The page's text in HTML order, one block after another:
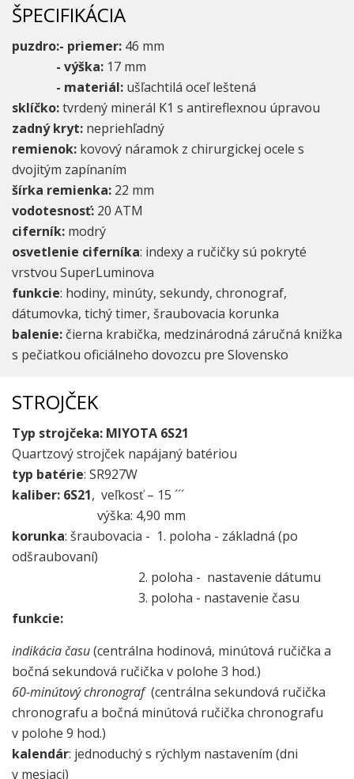
ŠPECIFIKÁCIA
puzdro:- priemer: 46 mm
- výška: 17 mm
- materiál: ušľachtilá oceľ leštená
sklíčko:tvrdený minerál K1 s antireflexnou úpravou
zadný kryt: nepriehľadný
remienok: kovový náramok z chirurgickej ocele s
dvojitým zapínaním
šírka remienka: 22 mm
vodotesnosť: 20 ATM
ciferník: modrý
osvetlenie ciferníka: indexy a ručičky sú pokryté
vrstvou SuperLuminova
funkcie: hodiny, minúty, sekundy, chronograf,
dátumovka, tichý timer, šraubovacia korunka
balenie: čierna krabička, medzinárodná záručná knižka
s pečiatkou oficiálneho dovozcu pre Slovensko
STROJČEK
Typ strojčeka: MIYOTA 6S21
Quartzový strojček napájaný batériou
typ batérie: SR927W
kaliber: 6S21, veľkosť – 15 ´´´
výška: 4,90 mm
korunka: šraubovacia - 1. poloha - základná (po
odšraubovaní)
2. poloha - nastavenie dátumu
3. poloha - nastavenie času
funkcie:
indikácia času(centrálna hodinová, minútová ručička a
bočná sekundová ručička v polohe 3 hod.)
60-minútový chronograf (centrálna sekundová ručička
chronografu a bočná minútová ručička chronografu
v polohe 9 hod.)
kalendár: jednoduchý s rýchlym nastavením (dni
v mesiaci)